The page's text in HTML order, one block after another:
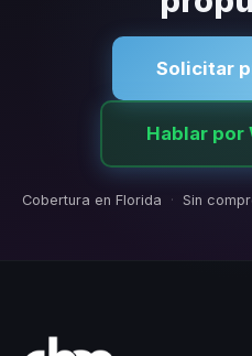
Solicitar
Hablar por
Cobertura en Florida · Sin